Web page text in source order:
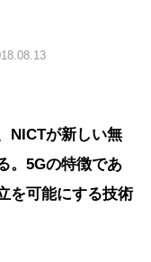
NICTが新しい無
。5Gの特徴であ
を可能にする技術